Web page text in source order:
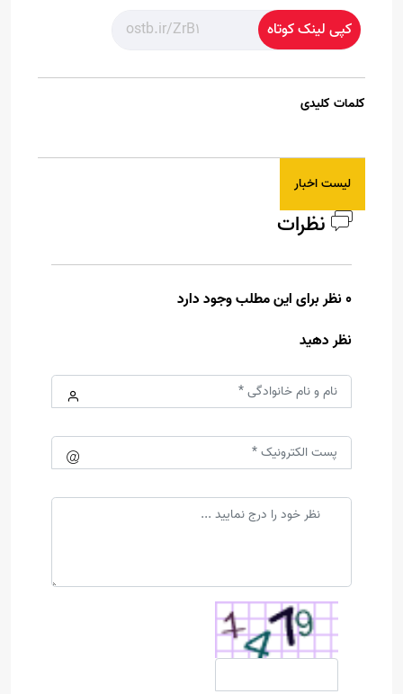
کپی لینک کوتاه
کلمات کلیدی
لیست اخبار
نظرات
0 نظر برای این مطلب وجود دارد
نظر دهید